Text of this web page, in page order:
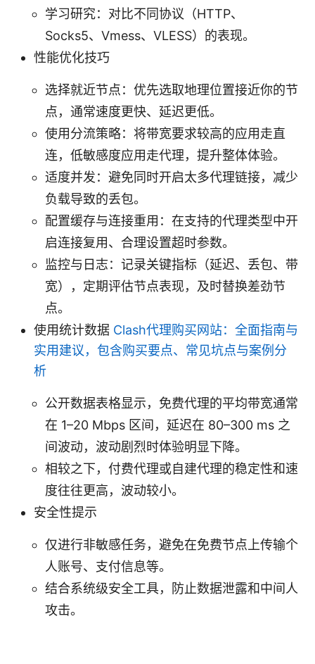
学习研究：对比不同协议（HTTP、
Socks5、Vmess、VLESS）的表现。
性能优化技巧
选择就近节点：优先选取地理位置接近你的节
点，通常速度更快、延迟更低。
使用分流策略：将带宽要求较高的应用走直
连，低敏感度应用走代理，提升整体体验。
适度并发：避免同时开启太多代理链接，减少
负载导致的丢包。
配置缓存与连接重用：在支持的代理类型中开
启连接复用、合理设置超时参数。
监控与日志：记录关键指标（延迟、丢包、带
宽），定期评估节点表现，及时替换差劲节
点。
使用统计数据 Clash代理购买网站：全面指南与
实用建议，包含购买要点、常见坑点与案例分
析
公开数据表格显示，免费代理的平均带宽通常
在 1–20 Mbps 区间，延迟在 80–300 ms 之
间波动，波动剧烈时体验明显下降。
相较之下，付费代理或自建代理的稳定性和速
度往往更高，波动较小。
安全性提示
仅进行非敏感任务，避免在免费节点上传输个
人账号、支付信息等。
结合系统级安全工具，防止数据泄露和中间人
攻击。